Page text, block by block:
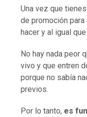
Una vez que
de promoción
hacer y al igual
No hay nada peor
vivo y que entren
porque no sabía
previos.
Por lo tanto, es